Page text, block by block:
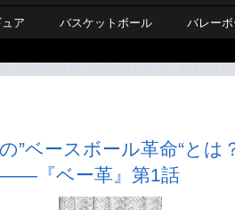
ア バスケットボール バレー
”ベースボール革命“とは
――『ベー革』第1話